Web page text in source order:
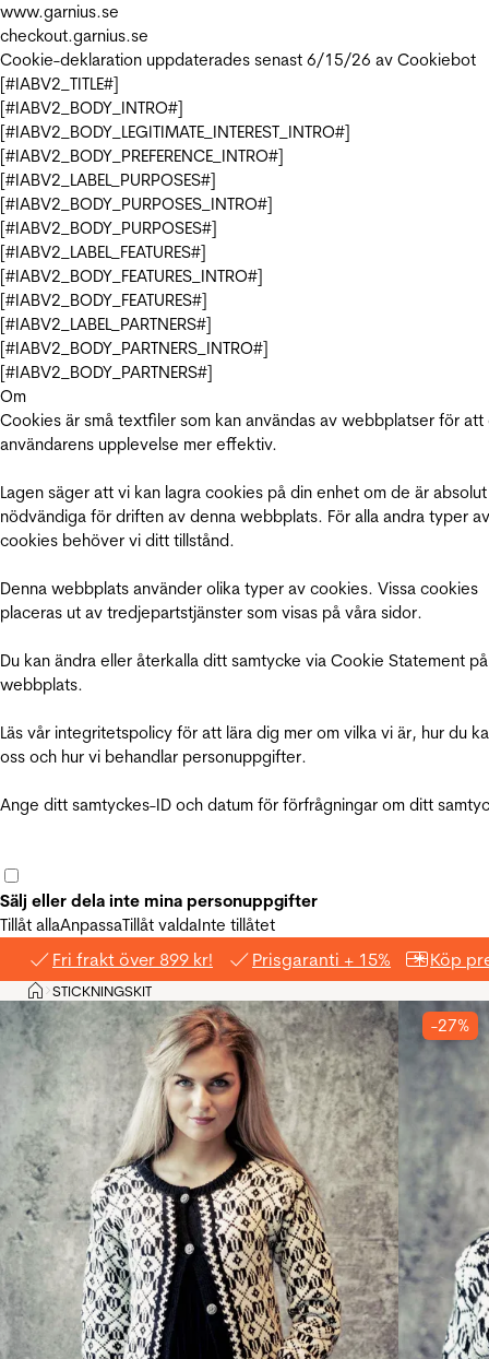
www.garnius.se
checkout.garnius.se
Cookie-deklaration uppdaterades senast 6/15/26 av Cookiebot
[#IABV2_TITLE#]
[#IABV2_BODY_INTRO#]
[#IABV2_BODY_LEGITIMATE_INTEREST_INTRO#]
[#IABV2_BODY_PREFERENCE_INTRO#]
[#IABV2_LABEL_PURPOSES#]
[#IABV2_BODY_PURPOSES_INTRO#]
[#IABV2_BODY_PURPOSES#]
[#IABV2_LABEL_FEATURES#]
[#IABV2_BODY_FEATURES_INTRO#]
[#IABV2_BODY_FEATURES#]
[#IABV2_LABEL_PARTNERS#]
[#IABV2_BODY_PARTNERS_INTRO#]
[#IABV2_BODY_PARTNERS#]
Om
Cookies är små textfiler som kan användas av webbplatser för att
användarens upplevelse mer effektiv.
Lagen säger att vi kan lagra cookies på din enhet om de är absolut
nödvändiga för driften av denna webbplats. För alla andra typer av
cookies behöver vi ditt tillstånd.
Denna webbplats använder olika typer av cookies. Vissa cookies
placeras ut av tredjepartstjänster som visas på våra sidor.
Du kan ändra eller återkalla ditt samtycke via Cookie Statement
webbplats.
Läs vår integritetspolicy för att lära dig mer om vilka vi är, hur du
oss och hur vi behandlar personuppgifter.
Ange ditt samtyckes-ID och datum för förfrågningar om ditt
Sälj eller dela inte mina personuppgifter
Tillåt allaAnpassaTillåt valdaInte tillåtet
Fri frakt över 899 kr! Prisgaranti + 15% Köp
Hem
>STICKNINGSKIT
-27%